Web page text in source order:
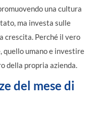
una cultura
ma investa sulle
crescita. Perché il vero
umano e investire
della propria azienda.
del mese di